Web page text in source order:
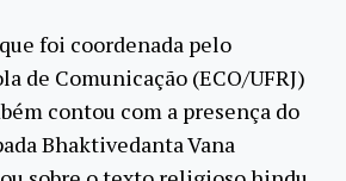
foi coordenada pelo
de Comunicação (ECO/UFRJ)
contou com a presença do
Bhaktivedanta Vana